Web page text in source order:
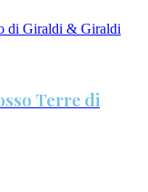
Terre di